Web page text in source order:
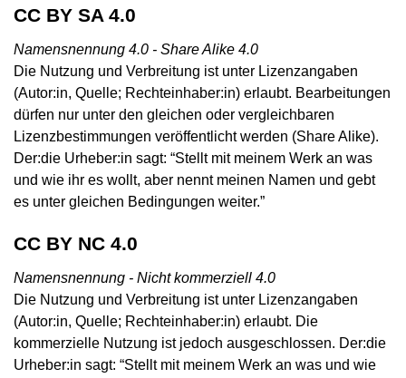
CC BY SA 4.0
Namensnennung 4.0 - Share Alike 4.0
Die Nutzung und Verbreitung ist unter Lizenzangaben
(Autor:in, Quelle; Rechteinhaber:in) erlaubt. Bearbeitungen
dürfen nur unter den gleichen oder vergleichbaren
Lizenzbestimmungen veröffentlicht werden (Share Alike).
Der:die Urheber:in sagt: “Stellt mit meinem Werk an was
und wie ihr es wollt, aber nennt meinen Namen und gebt
es unter gleichen Bedingungen weiter.”
CC BY NC 4.0
Namensnennung - Nicht kommerziell 4.0
Die Nutzung und Verbreitung ist unter Lizenzangaben
(Autor:in, Quelle; Rechteinhaber:in) erlaubt. Die
kommerzielle Nutzung ist jedoch ausgeschlossen. Der:die
Urheber:in sagt: “Stellt mit meinem Werk an was und wie